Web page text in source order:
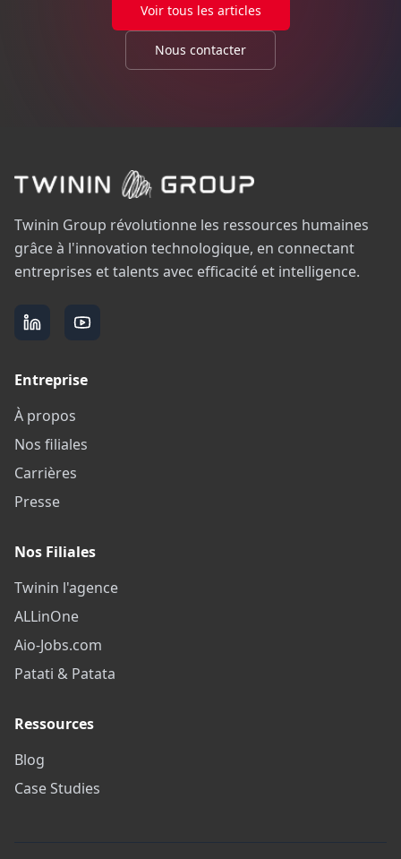
Voir tous les articles
Nous contacter
Twinin Group révolutionne les ressources humaines
grâce à l'innovation technologique, en connectant
entreprises et talents avec efficacité et intelligence.
Entreprise
À propos
Nos filiales
Carrières
Presse
Nos Filiales
Twinin l'agence
ALLinOne
Aio-Jobs.com
Patati & Patata
Ressources
Blog
Case Studies